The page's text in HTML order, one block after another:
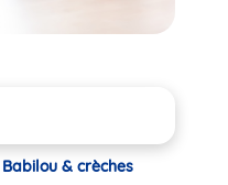
& crèches